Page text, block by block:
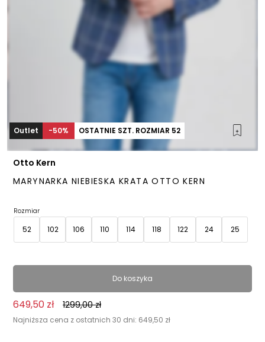
Outlet -50% OSTATNIE SZT. ROZMIAR 52
Otto Kern
MARYNARKA NIEBIESKA KRATA OTTO KERN
Rozmiar
52 102 106 110 114 118 122 24 25
54
64 66 90 94
Do koszyka
649,50 zł 1299,00zł
Najniższa cena z ostatnich 30 dni: 649,50 zł